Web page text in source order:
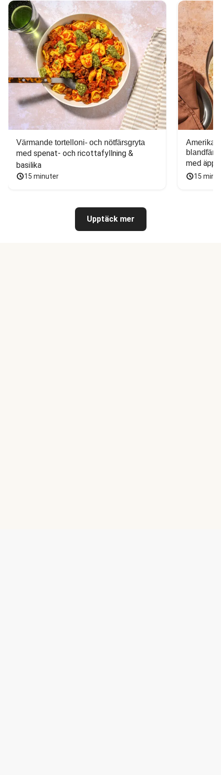
Värmande tortelloni- och nötfärsgryta
med spenat- och ricottafyllning &
basilika
15 minuter
blandfärs
med
15
Upptäck mer